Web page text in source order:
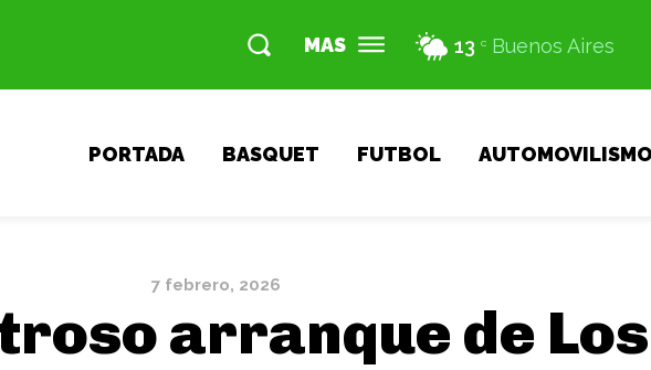
MAS 13 C Buenos Aires
PORTADA BASQUET FUTBOL AUTOMOVILISMO
7 febrero, 2026
arranque de